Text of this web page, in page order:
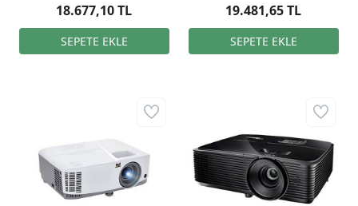
18.677,10 TL 19.481,65 TL